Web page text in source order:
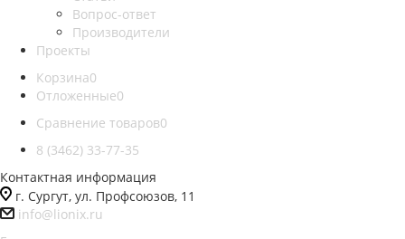
Вопрос-ответ
Производители
Проекты
Корзина0
Отложенные0
Сравнение товаров0
8 (3462) 33-77-35
Контактная информация
г. Сургут, ул. Профсоюзов, 11
info@lionix.ru